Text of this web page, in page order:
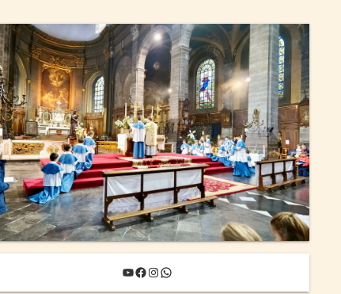
YouTube
Facebook
Instagram
WhatsApp